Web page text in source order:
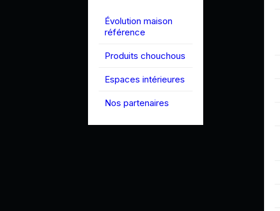
Évolution maison
référence
Produits chouchous
Espaces intérieures
Nos partenaires